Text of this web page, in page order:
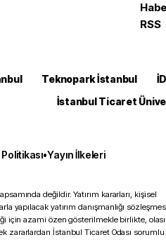
RSS
Teknopark İstanbul
İstanbul Ticaret
•Yayın İlkeleri
değildir. Yatırım kararları, kişisel
yatırım danışmanlığı
için azami özen gösterilmekle birlikte, olası
zararlardan İstanbul Ticaret Odası sorumlu